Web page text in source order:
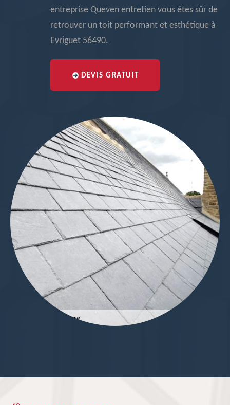
entreprise Queven entretien vous êtes sûr de
retrouver un toit performant et esthétique à
Evriguet 56490.
DEVIS GRATUIT